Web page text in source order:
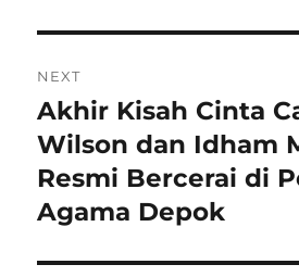
NEXT
Next
post:
Akhir Kisah Cinta
Wilson dan Idham
Resmi Bercerai di
Agama Depok